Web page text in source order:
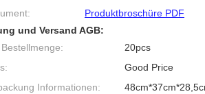
Produktbroschüre PDF
und Versand AGB:
20pcs
Good Price
Informationen: